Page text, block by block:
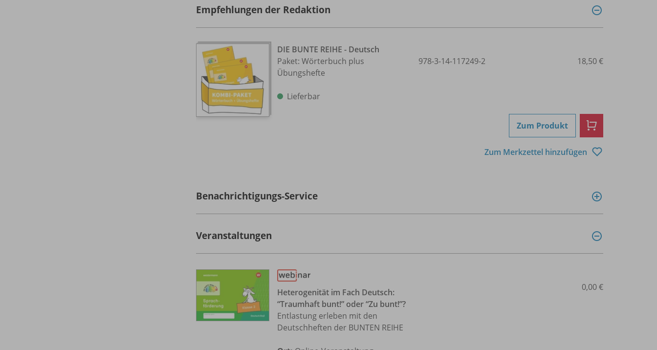
Empfehlungen der Redaktion
DIE BUNTE REIHE - Deutsch
Paket: Wörterbuch plus
Übungshefte
Lieferbar
978-3-14-117249-2 18,50 €
Zum Produkt
Zum Merkzettel hinzufügen
Benachrichtigungs-Service
Veranstaltungen
Heterogenität im Fach Deutsch:
“Traumhaft bunt!” oder “Zu bunt!”?
Entlastung erleben mit den
Deutschheften der BUNTEN REIHE
0,00 €